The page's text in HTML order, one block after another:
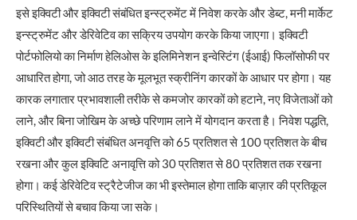
इसे इक्विटी और इक्विटी संबंधित इन्स्ट्रुमेंट में निवेश करके और डेब्ट, मनी मार्केट
इन्स्ट्रुमेंट और डेरिवेटिव का सक्रिय उपयोग करके किया जाएगा। इक्विटी
पोर्टफोलियो का निर्माण हेलिओस के इलिमिनेशन इन्वेस्टिंग (ईआई) फिलॉसोफी पर
आधारित होगा, जो आठ तरह के मूलभूत स्क्रीनिंग कारकों के आधार पर होगा। यह
कारक लगातार प्रभावशाली तरीके से कमजोर कारकों को हटाने, नए विजेताओं को
लाने, और बिना जोखिम के अच्छे परिणाम लाने में योगदान करता है। निवेश पद्धति,
इक्विटी और इक्विटी संबंधित अनवृत्ति को 65 प्रतिशत से 100 प्रतिशत के बीच
रखना और कुल इक्विटि अनावृत्ति को 30 प्रतिशत से 80 प्रतिशत तक रखना
होगा। कई डेरिवेटिव स्ट्रैटेजीज का भी इस्तेमाल होगा ताकि बाज़ार की प्रतिकूल
परिस्थितियों से बचाव किया जा सके।